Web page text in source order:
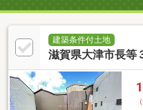
建築条件付土地
滋賀県大津市長等